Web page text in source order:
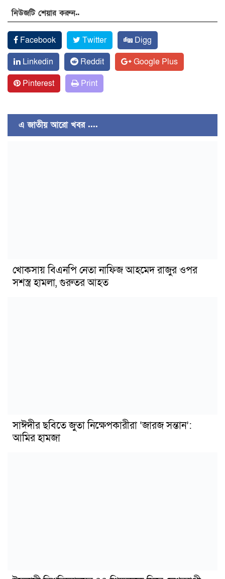
নিউজটি শেয়ার করুন..
Facebook Twitter
Digg
Linkedin
Reddit
Google Plus
Pinterest
Print
এ জাতীয় আরো খবর ....
খোকসায় বিএনপি নেতা নাফিজ আহমেদ রাজুর ওপর
সশস্ত্র হামলা, গুরুতর আহত
সাঈদীর ছবিতে জুতা নিক্ষেপকারীরা ‘জারজ সন্তান’:
আমির হামজা